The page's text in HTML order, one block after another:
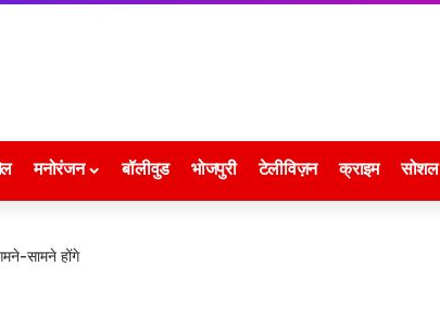
मनोरंजन बॉलीवुड भोजपुरी टेलीविज़न क्राइम सोशल
सामने होंगे